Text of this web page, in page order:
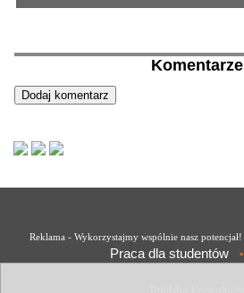
Komentarze
Reklama - Wykorzystajmy wspólnie nasz potencjał!
Praca dla studentów •